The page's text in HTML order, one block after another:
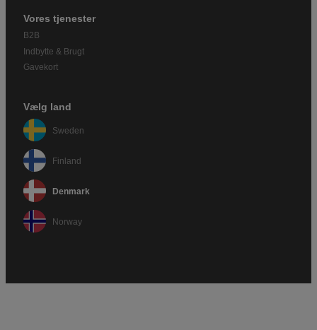
Vores tjenester
B2B
Indbytte & Brugt
Gavekort
Vælg land
Sweden
Finland
Denmark
Norway